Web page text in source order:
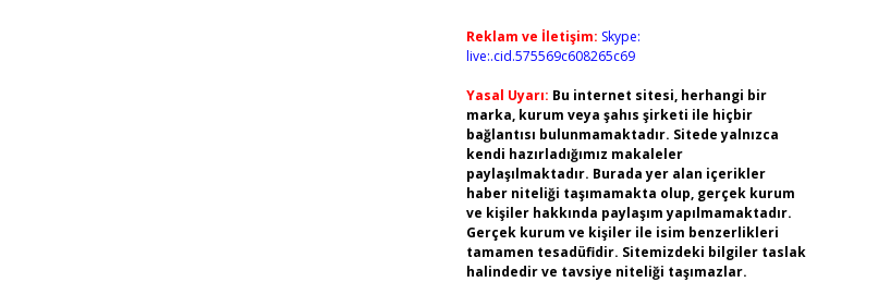
Reklam ve İletişim: Skype:
live:.cid.575569c608265c69
Yasal Uyarı: Bu internet sitesi, herhangi bir
marka, kurum veya şahıs şirketi ile hiçbir
bağlantısı bulunmamaktadır. Sitede yalnızca
kendi hazırladığımız makaleler
paylaşılmaktadır. Burada yer alan içerikler
haber niteliği taşımamakta olup, gerçek kurum
ve kişiler hakkında paylaşım yapılmamaktadır.
Gerçek kurum ve kişiler ile isim benzerlikleri
tamamen tesadüfidir. Sitemizdeki bilgiler taslak
halindedir ve tavsiye niteliği taşımazlar.